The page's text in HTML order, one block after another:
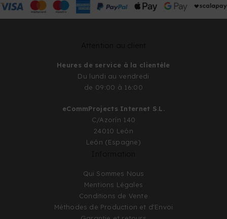
Heures de service à la clientèle
Du lundi au vendredi
de 09:00 à 16:00
eCommProjects Internet S.L.
C/Azorín 140
24010 León
León (Espagne)
Qui Sommes Nous
Mentions Légales
Conditions de Vente
Méthodes de Production et d'Envoi